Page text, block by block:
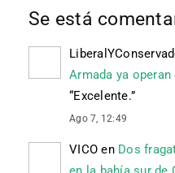
Se está
Armada ya
“Excelente.”
Ago 7, 12:49
VICO en Dos